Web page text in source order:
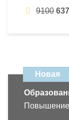
9100
Новая